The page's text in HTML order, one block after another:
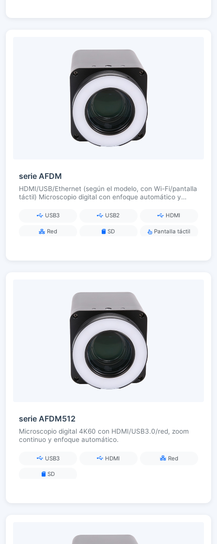
serie AFDM
HDMI/USB/Ethernet (según el modelo, con Wi-Fi/pantalla
táctil) Microscopio digital con enfoque automático y
USB3 USB2 HDMI
Red SD Pantalla táctil
serie AFDM512
Microscopio digital 4K60 con HDMI/USB3.0/red, zoom
continuo y enfoque automático.
USB3 HDMI Red
SD